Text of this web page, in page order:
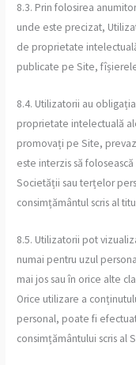
8.3. Prin folosirea
unde este precizat,
de proprietate
publicate pe Site,
8.4. Utilizatorii au
proprietate intelectuală
promovați pe Site,
este interzis să
Societății sau terțelor
consimțământul scris al
8.5. Utilizatorii pot
numai pentru uzul
mai jos sau în orice alte
Orice utilizare a
personal, poate fi
consimțământului scris al